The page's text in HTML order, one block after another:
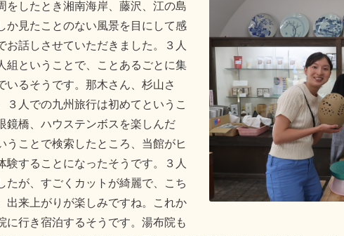
をしたとき湘南海岸、藤沢、江の島
か見たことのない風景を目にして感
お話しさせていただきました。３人
組ということで、ことあるごとに集
いるそうです。那木さん、杉山さ
３人での九州旅行は初めてというこ
鏡橋、ハウステンボスを楽しんだ
うことで検索したところ、当館がヒ
験することになったそうです。３人
たが、すごくカットが綺麗で、こち
出来上がりが楽しみですね。これか
に行き宿泊するそうです。湯布院も